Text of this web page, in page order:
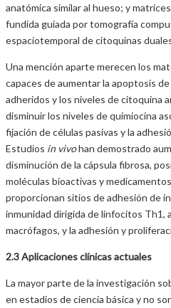
anatómica similar al hueso; y
fundida guiada por tomografía
espaciotemporal de citoquinas
Una mención aparte merecen los
capaces de aumentar la apoptosis
adheridos y los niveles de citoquina
disminuir los niveles de quimiocina
fijación de células pasivas y la
Estudios in vivohan demostrado
disminución de la cápsula fibrosa,
moléculas bioactivas y
proporcionan sitios de adhesión de
inmunidad dirigida de linfocitos Th1,
macrófagos, y la adhesión y
2.3 Aplicaciones clínicas actuales
La mayor parte de la investigación
en estadios de ciencia básica y no